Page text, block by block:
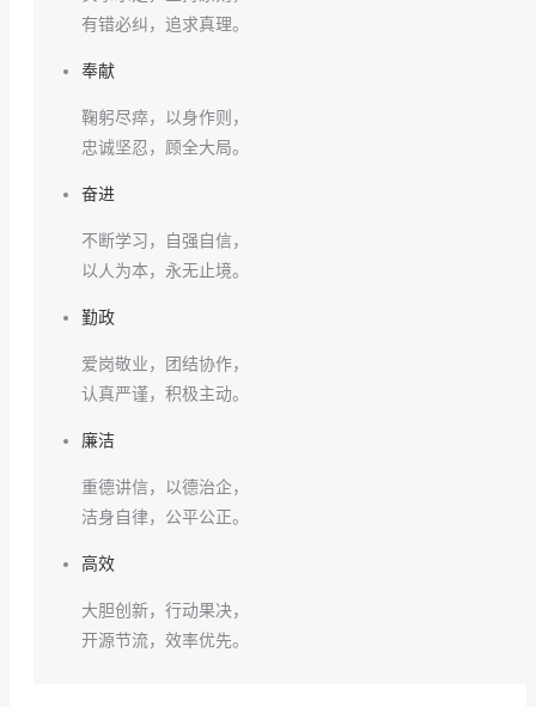
有错必纠，追求真理。
奉献
鞠躬尽瘁，以身作则，
忠诚坚忍，顾全大局。
奋进
不断学习，自强自信，
以人为本，永无止境。
勤政
爱岗敬业，团结协作，
认真严谨，积极主动。
廉洁
重德讲信，以德治企，
洁身自律，公平公正。
高效
大胆创新，行动果决，
开源节流，效率优先。